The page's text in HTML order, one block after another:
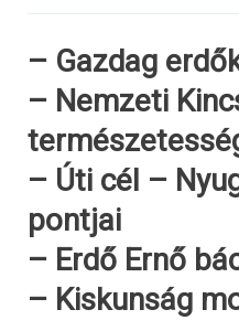
– Gazdag
– Nemzeti
– Úti cél –
pontjai
– Erdő Ernő
– Kiskunság